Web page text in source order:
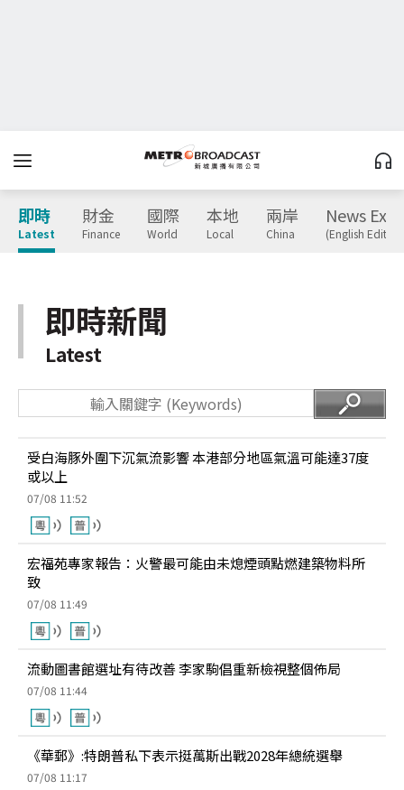
即時
Latest
財金
Finance
國際
World
本地
Local
兩岸
China
News
(English
即時新聞
Latest
受白海豚外圍下沉氣流影響 本港部分地區氣溫可能達37度
或以上
07/08 11:52
宏福苑專家報告：火警最可能由未熄煙頭點燃建築物料所
致
07/08 11:49
流動圖書館選址有待改善 李家駒倡重新檢視整個佈局
07/08 11:44
《華郵》:特朗普私下表示挺萬斯出戰2028年總統選舉
07/08 11:17